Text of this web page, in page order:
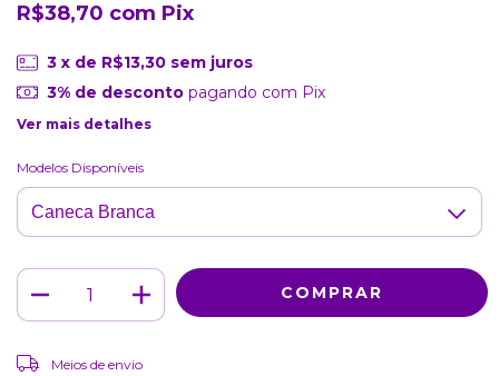
R$38,70 com Pix
3 x de R$13,30 sem juros
3% de descontopagando com Pix
Ver mais detalhes
Modelos Disponíveis
Entregas para o CEP:
Meios de envio